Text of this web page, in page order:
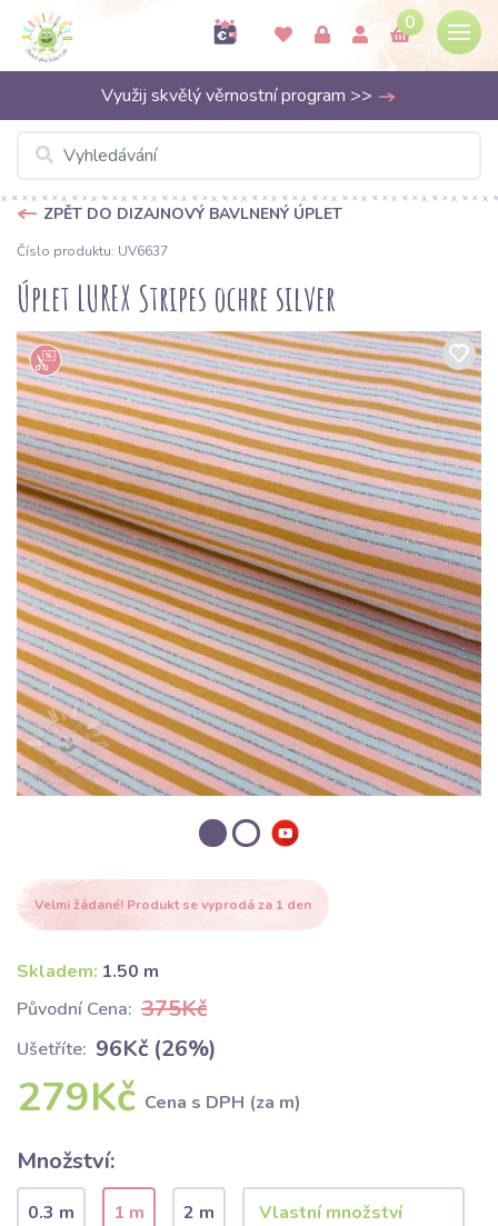
0
Využij skvělý věrnostní program >>
ZPĚT DO DIZAJNOVÝ BAVLNENÝ ÚPLET
Číslo produktu: UV6637
Úplet LUREX Stripes ochre silver
Velmi žádané! Produkt se vyprodá za 1 den
Skladem: 1.50 m
Původní Cena: 375Kč
Ušetříte: 96Kč (26%)
279Kč Cena s DPH (za m)
Množství:
0.3 m 1 m
2 m